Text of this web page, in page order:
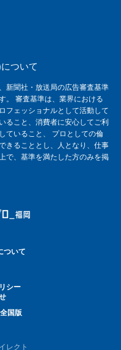
ついて
新聞社・放送局の広告審査基準
。 審査基準は、業界における
フェッショナルとして活動して
ること、消費者に安心してご利
ていること、 プロとしての倫
きることとし、人となり、仕事
で、基準を満たした方のみを掲
ついて
シー
国版
レクト